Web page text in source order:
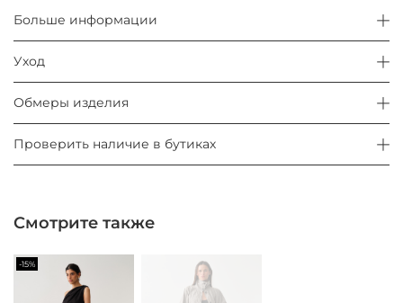
Больше информации
Уход
Обмеры изделия
Проверить наличие в бутиках
Смотрите также
-15%